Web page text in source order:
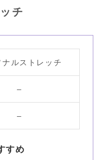
チ
ナルストレッチ
–
–
すめ